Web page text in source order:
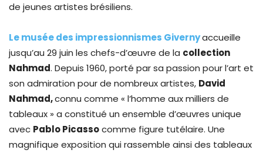
de jeunes artistes brésiliens.
Le musée des impressionnismes Givernyaccueille
jusqu’au 29 juin les chefs-d’œuvre de la collection
Nahmad. Depuis 1960, porté par sa passion pour l’art et
son admiration pour de nombreux artistes, David
Nahmad,connu comme « l‘homme aux milliers de
tableaux » a constitué un ensemble d’œuvres unique
avec Pablo Picassocomme figure tutélaire. Une
magnifique exposition qui rassemble ainsi des tableaux